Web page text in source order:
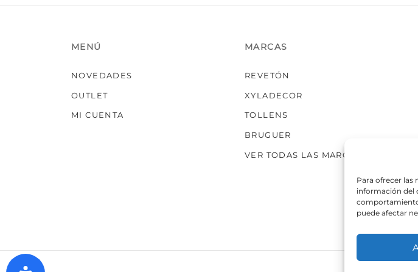
Para ofrecer las
información del
puede afectar
MENÚ
NOVEDADES
OUTLET
MI CUENTA
MARCAS
REVETÓN
XYLADECOR
TOLLENS
BRUGUER
VER TODAS LAS MARCAS